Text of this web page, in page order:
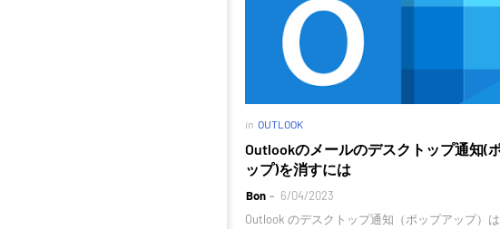
in OUTLOOK
Outlookのメールのデスクトップ通知(
ップ)を消すには
Bon
6/04/2023
Outlook のデスクトップ通知（ポップアップ）